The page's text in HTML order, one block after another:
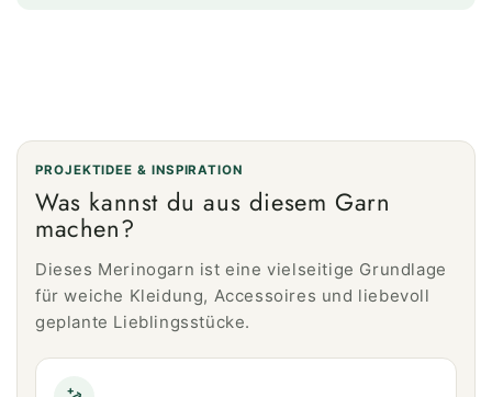
PROJEKTIDEE & INSPIRATION
Was kannst du aus diesem Garn
machen?
Dieses Merinogarn ist eine vielseitige Grundlage
für weiche Kleidung, Accessoires und liebevoll
geplante Lieblingsstücke.